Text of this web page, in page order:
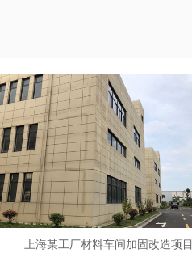
上海某工厂材料车间加固改造项目